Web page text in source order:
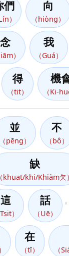
們
）
向
（hiòng）
）
我
（Guá）
得
（tit）
機
（Ki-
並
（pēng）
不
（bô）
缺
（khuat/khi/Khiàm欠）
這
Tsit）
話
（Uē）
；
在
（tī） （